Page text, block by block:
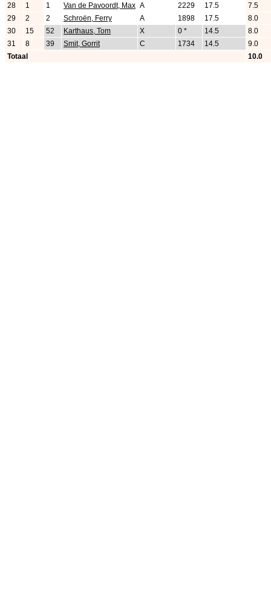
28
1 1 Van de Pavoordt, Max A 2229 17.5
7.5
29
2 2 Schroën, Ferry A 1898 17.5
8.0
30
15 52 Karthaus, Tom X 0 * 14.5
8.0
31
8 39 Smit, Gorrit C 1734 14.5
9.0
Totaal
10.0